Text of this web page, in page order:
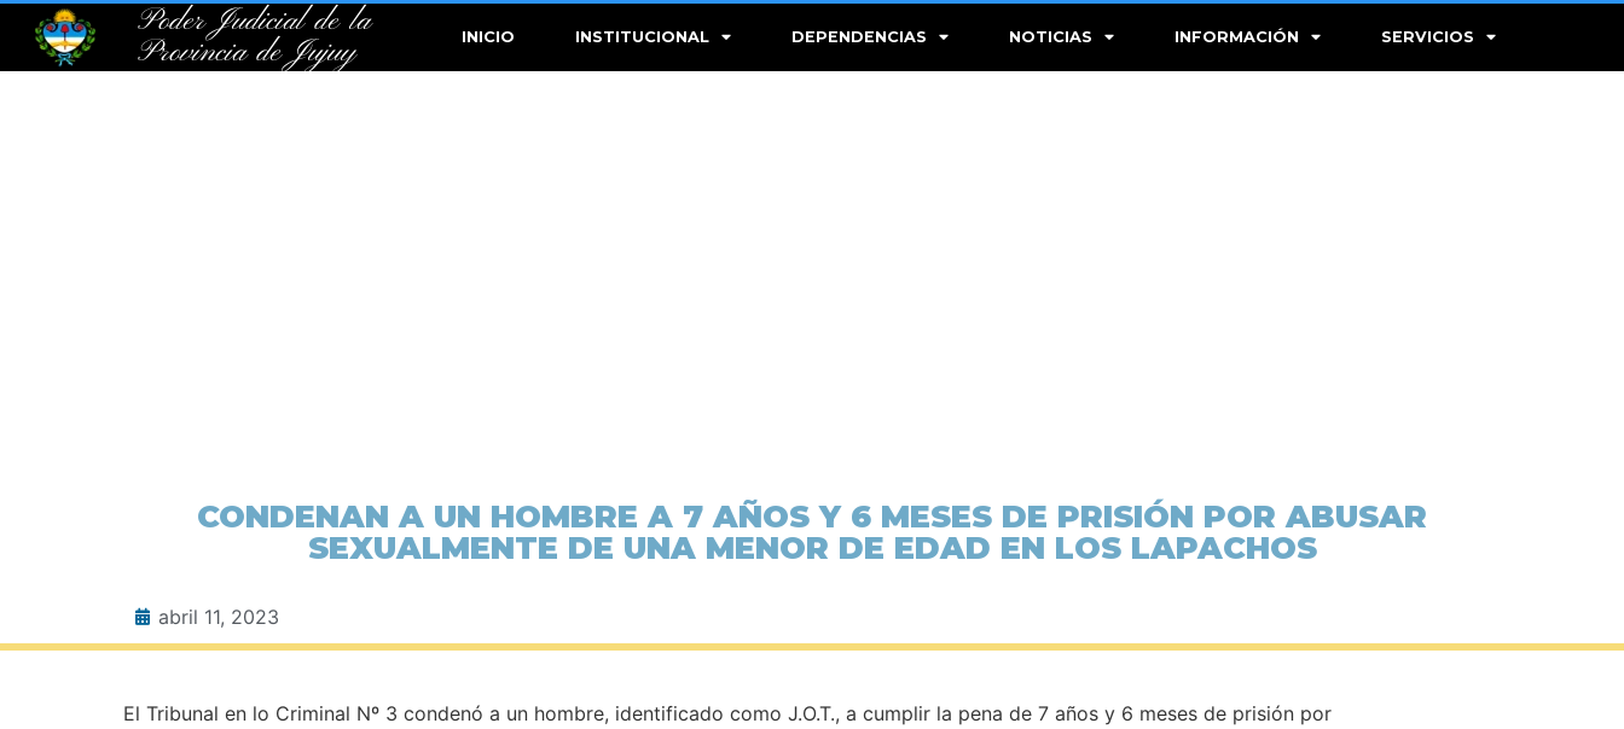
Poder Judicial de la
Provincia de Jujuy
INICIO INSTITUCIONAL DEPENDENCIAS NOTICIAS INFORMACIÓN SERVICIOS
CONDENAN A UN HOMBRE A 7 AÑOS Y 6 MESES DE PRISIÓN POR ABUSAR
SEXUALMENTE DE UNA MENOR DE EDAD EN LOS LAPACHOS
abril 11, 2023
El Tribunal en lo Criminal Nº 3 condenó a un hombre, identificado como J.O.T., a cumplir la pena de 7 años y 6 meses de prisión por